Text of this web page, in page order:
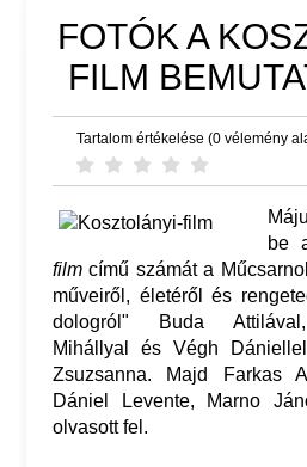
FOTÓK A
FILM
Tartalom értékelése (0 vélemény
be
film című számát a
műveiről, életéről és
dologról" Buda Attilával,
Mihállyal és Végh
Zsuzsanna. Majd Farkas
Dániel Levente, Marno
olvasott fel.